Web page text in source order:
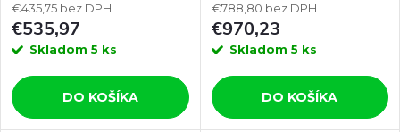
€435,75 bez DPH
€535,97
Skladom 5 ks
DO KOŠÍKA
€788,80 bez DPH
€970,23
Skladom 5 ks
DO KOŠÍKA